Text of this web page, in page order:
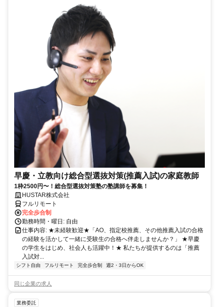
早慶・立教向け総合型選抜対策(推薦入試)の家庭教師
1枠2500円〜！総合型選抜対策塾の塾講師を募集！
HUSTAR株式会社
フルリモート
完全歩合制
勤務時間・曜日: 自由
仕事内容: ★未経験歓迎★「AO、指定校推薦、その他推薦入試の合格
の経験を活かして一緒に受験生の合格へ伴走しませんか？」 ★早慶
の学生をはじめ、社会人も活躍中！★ 私たちが提供するのは「推薦
入試対...
シフト自由 フルリモート 完全歩合制 週2・3日からOK
同じ企業の求人
業務委託